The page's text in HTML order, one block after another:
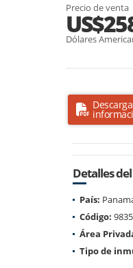
Precio de venta
Dólares
Detalles
País:
Código:
Área
Tipo de